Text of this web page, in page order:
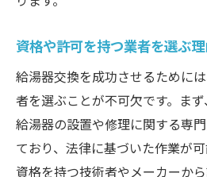
家庭のニーズに合った
エネルギー効率が高い
長期的なコストパフォ
購入前に確認すべき主
給湯器交換後のチェックポ
資格や許可を持つ業者を選ぶ
給湯器交換を成功させるために
者を選ぶことが不可欠です。まず
給湯器の設置や修理に関する専
ており、法律に基づいた作業が
資格を持つ技術者やメーカーか